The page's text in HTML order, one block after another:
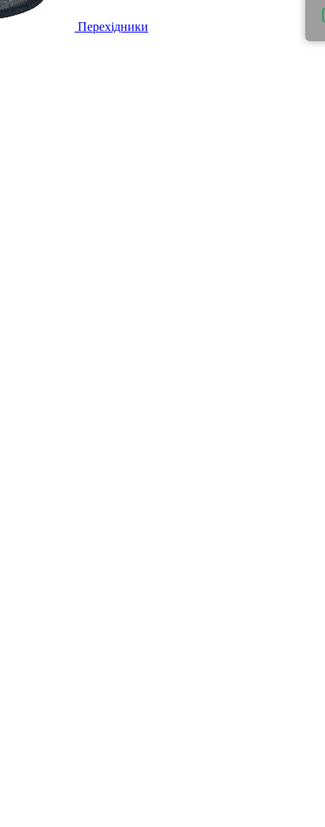
Перехідники